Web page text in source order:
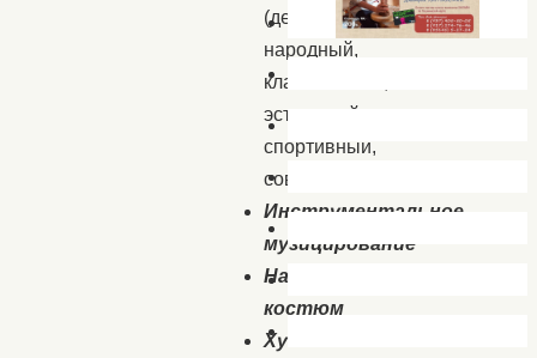
(детский,
народный,
классический,
эстрадный,
спортивный,
современный)
Инструментальное
музицирование
Народный
костюм
Художественное